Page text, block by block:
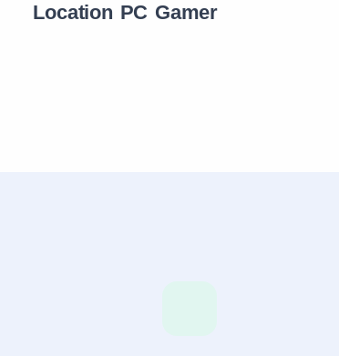
Location PC Gamer